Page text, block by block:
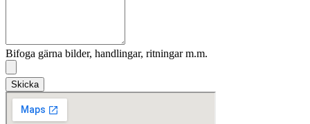
Bifoga gärna bilder, handlingar, ritningar m.m.
Skicka